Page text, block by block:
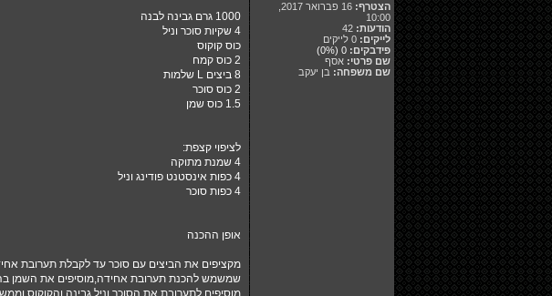
הצטרף:
10:00
הודעות:
לייקים:
פידבקים: 0
(0%)
שם פרטי: אסף
שם משפחה: בן יעקב
1000 גרם גבינה לבנה
4 שקיות סוכר וניל
כוס קוקוס
2 כוס קמח
8 ביצים L שלמות
2 כוס סוכר
1.5 כוס שמן
לציפוי קצפת:
4 שמנת מתוקה
4 כפות אינסטנט פודינג וניל
4 כפות סוכר
אופן ההכנה
מקציפים את הביצים עם סוכר עד לקבלת תערובת
שמשמש להכנת תערובת אחידה,מוסיפים את השמן
מוסיפים לתערובת את הסוכר וניל,גבינה והקוקוס